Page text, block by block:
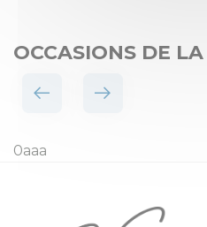
OCCASIONS DE
0aaa